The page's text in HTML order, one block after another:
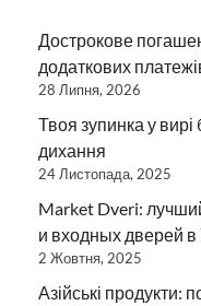
Дострокове
додаткових
28 Липня, 2026
Твоя зупинка у
дихання
24 Листопада, 2025
Market Dveri:
и входных дверей в
2 Жовтня, 2025
Азійські продукти: